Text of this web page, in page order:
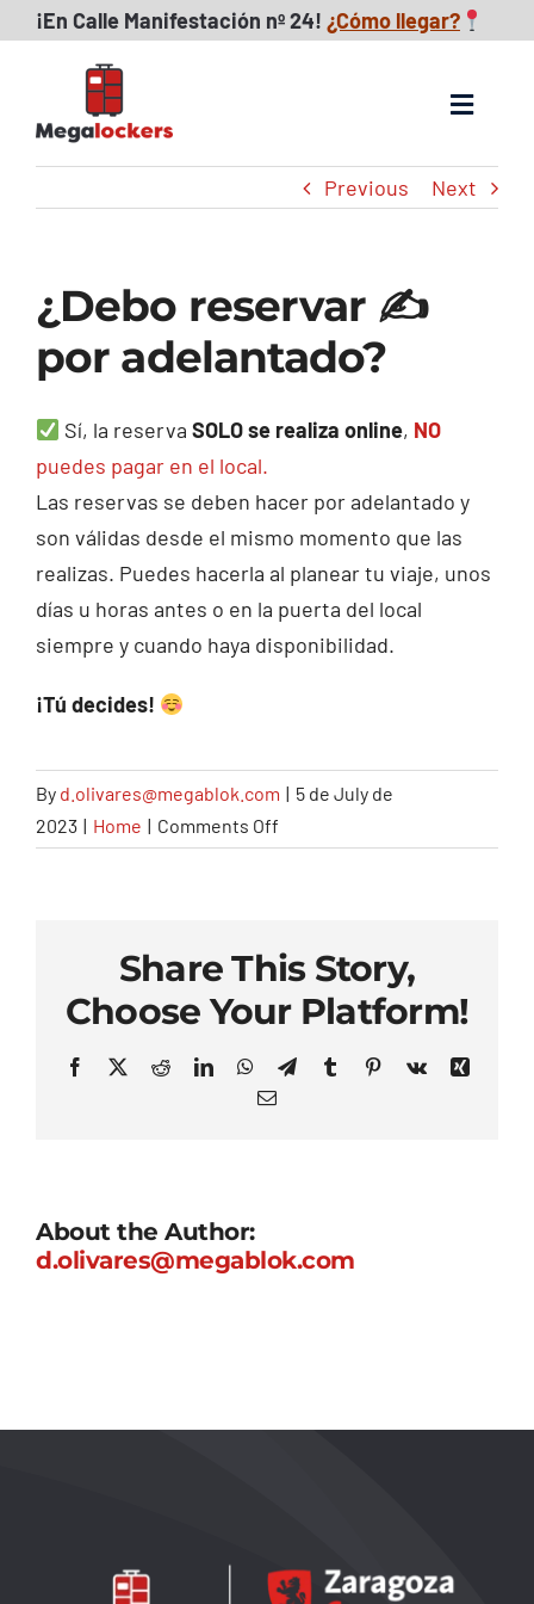
Skip¡En Calle Manifestación nº 24! ¿Cómo llegar?
Toggle
Blog
Previous Next
¿Debo reservar ✍️
por adelantado?
Sí, la reservaSOLO se realiza online, NO
puedes pagar en el local.
Las reservas se deben hacer por adelantado y
son válidas desde el mismo momento que las
realizas. Puedes hacerla al planear tu viaje, unos
días u horas antes o en la puerta del local
siempre y cuando haya disponibilidad.
¡Tú decides!
By d.olivares@megablok.com | 5 de July de
2023 | Home | Comments Off
por
adelantado?
Share This Story,
Choose Your Platform!
Facebook
X RedditLinkedInWhatsApp
TelegramTumblrPinterest
Vk
Xing
Email
About the Author:
d.olivares@megablok.com